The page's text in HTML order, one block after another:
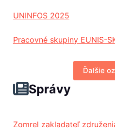
UNINFOS 2025
Pracovné skupiny EUNIS-
Ďalšie
Správy
Zomrel zakladateľ